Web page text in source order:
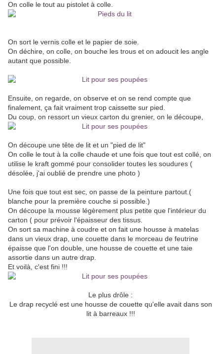
On colle le tout au pistolet à colle.
On sort le vernis colle et le papier de soie.
On déchire, on colle, on bouche les trous et on adoucit les angle
autant que possible.
Ensuite, on regarde, on observe et on se rend compte que
finalement, ça fait vraiment trop caissette sur pied.
Du coup, on ressort un vieux carton du grenier, on le découpe,
On découpe une tête de lit et un "pied de lit"
On colle le tout à la colle chaude et une fois que tout est collé, on
utilise le kraft gommé pour consolider toutes les soudures (
désolée, j'ai oublié de prendre une photo )
Une fois que tout est sec, on passe de la peinture partout.(
blanche pour la première couche si possible.)
On découpe la mousse légèrement plus petite que l'intérieur du
carton ( pour prévoir l'épaisseur des tissus.
On sort sa machine à coudre et on fait une housse à matelas
dans un vieux drap, une couette dans le morceau de feutrine
épaisse que l'on double, une housse de couette et une taie
assortie dans un autre drap.
Et voilà, c'est fini !!!
Le plus drôle :
Le drap recyclé est une housse de couette qu'elle avait dans son
lit à barreaux !!!